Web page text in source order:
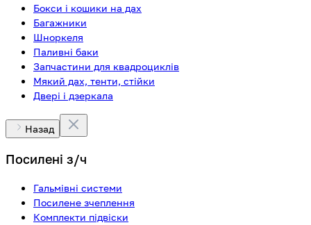
Бокси і кошики на дах
Багажники
Шноркеля
Паливні баки
Запчастини для квадроциклів
Мякий дах, тенти, стійки
Двері і дзеркала
Назад
Посилені з/ч
Гальмівні системи
Посилене зчеплення
Комплекти підвіски